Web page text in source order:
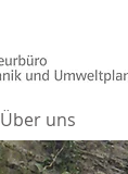
Über uns